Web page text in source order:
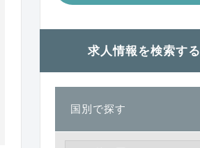
求人情報を検索する
国別で探す